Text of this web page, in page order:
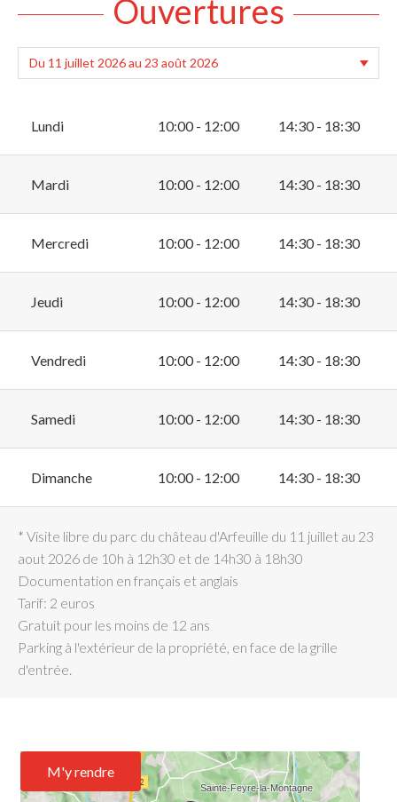
Ouvertures
Lundi 10:00 - 12:00 14:30 - 18:30
Mardi 10:00 - 12:00 14:30 - 18:30
Mercredi 10:00 - 12:00 14:30 - 18:30
Jeudi 10:00 - 12:00 14:30 - 18:30
Vendredi 10:00 - 12:00 14:30 - 18:30
Samedi 10:00 - 12:00 14:30 - 18:30
Dimanche 10:00 - 12:00 14:30 - 18:30
* Visite libre du parc du château d'Arfeuille du 11 juillet au 23
aout 2026 de 10h à 12h30 et de 14h30 à 18h30
Documentation en français et anglais
Tarif: 2 euros
Gratuit pour les moins de 12 ans
Parking à l'extérieur de la propriété, en face de la grille
d'entrée.
M'y rendre